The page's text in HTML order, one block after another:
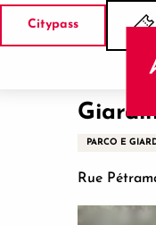
Aller
Citypass
Casa
PARCO E
Rue